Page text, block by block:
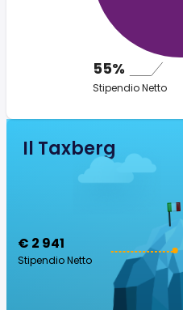
55%
Stipendio Netto
Il Taxberg
€ 2 941
Stipendio Netto